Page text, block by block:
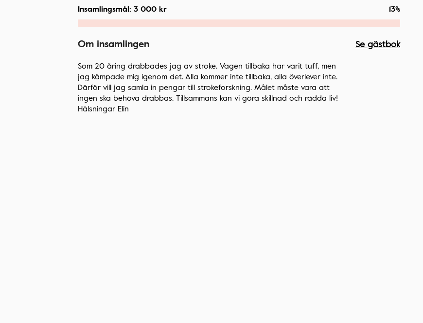
Insamlingsmål: 3 000 kr 13%
Om insamlingen Se gästbok
Som 20 åring drabbades jag av stroke. Vägen tillbaka har varit tuff, men
jag kämpade mig igenom det. Alla kommer inte tillbaka, alla överlever inte.
Därför vill jag samla in pengar till strokeforskning. Målet måste vara att
ingen ska behöva drabbas. Tillsammans kan vi göra skillnad och rädda liv!
Hälsningar Elin